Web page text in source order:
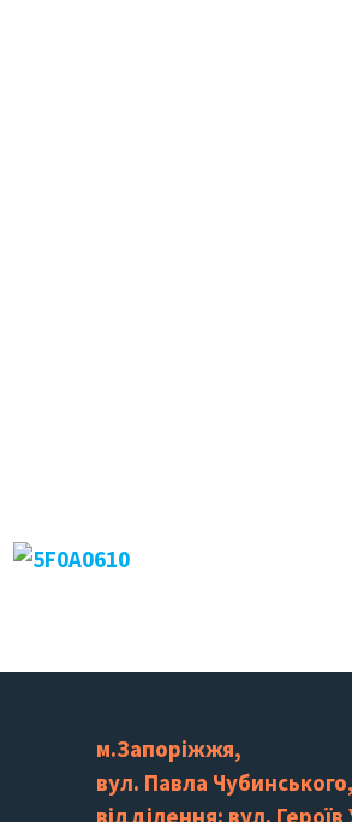
м.Запоріжжя,
вул. Павла